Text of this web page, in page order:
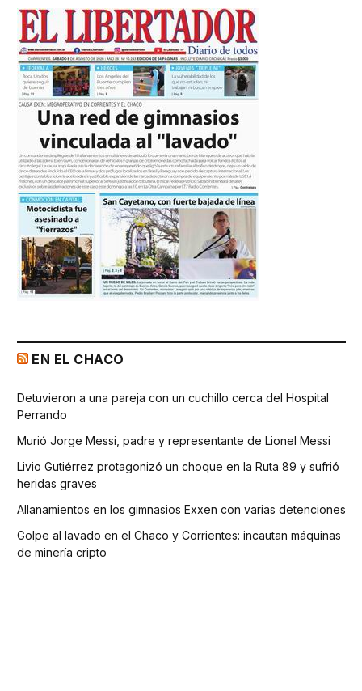
EN EL CHACO
Detuvieron a una pareja con un cuchillo cerca del Hospital
Perrando
Murió Jorge Messi, padre y representante de Lionel Messi
Livio Gutiérrez protagonizó un choque en la Ruta 89 y sufrió
heridas graves
Allanamientos en los gimnasios Exxen con varias detenciones
Golpe al lavado en el Chaco y Corrientes: incautan máquinas
de minería cripto